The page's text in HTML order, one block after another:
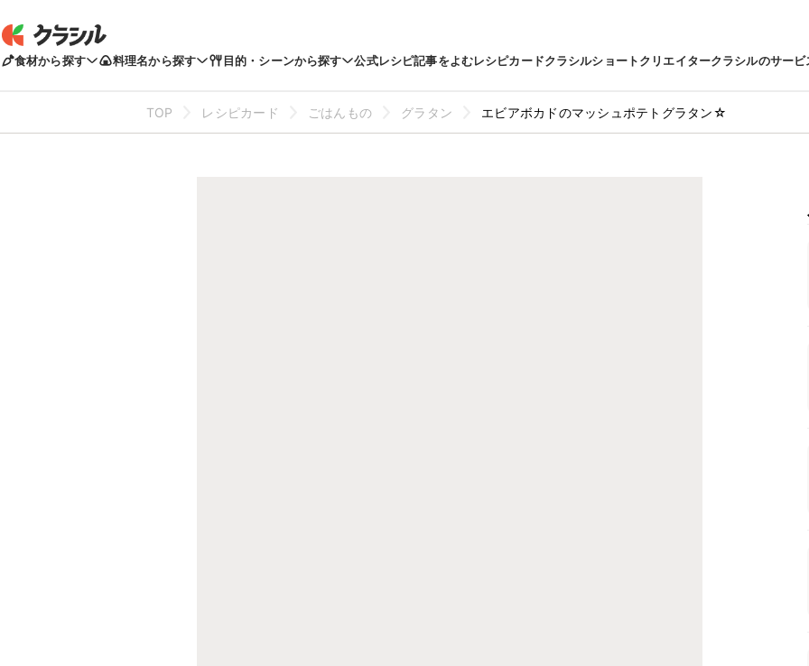
食材から探す 料理名から探す 目的・シーンから探す 公式レシピ記事をよむレシピカードクラシルショートクリエイタークラシルのサービ
TOP レシピカード ごはんもの グラタン エビアボカドのマッシュポテトグラタン☆